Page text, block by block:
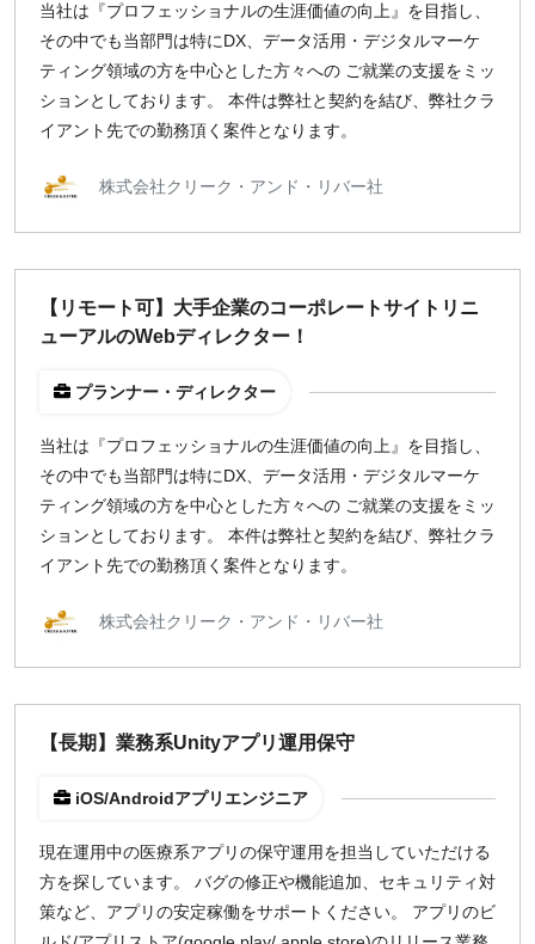
当社は『プロフェッショナルの生涯価値の向上』を目指し、
その中でも当部門は特にDX、データ活用・デジタルマーケ
ティング領域の方を中心とした方々への ご就業の支援をミッ
ションとしております。 本件は弊社と契約を結び、弊社クラ
イアント先での勤務頂く案件となります。
株式会社クリーク・アンド・リバー社
【リモート可】大手企業のコーポレートサイトリニ
ューアルのWebディレクター！
プランナー・ディレクター
当社は『プロフェッショナルの生涯価値の向上』を目指し、
その中でも当部門は特にDX、データ活用・デジタルマーケ
ティング領域の方を中心とした方々への ご就業の支援をミッ
ションとしております。 本件は弊社と契約を結び、弊社クラ
イアント先での勤務頂く案件となります。
株式会社クリーク・アンド・リバー社
【長期】業務系Unityアプリ運用保守
iOS/Androidアプリエンジニア
現在運用中の医療系アプリの保守運用を担当していただける
方を探しています。 バグの修正や機能追加、セキュリティ対
策など、アプリの安定稼働をサポートください。 アプリのビ